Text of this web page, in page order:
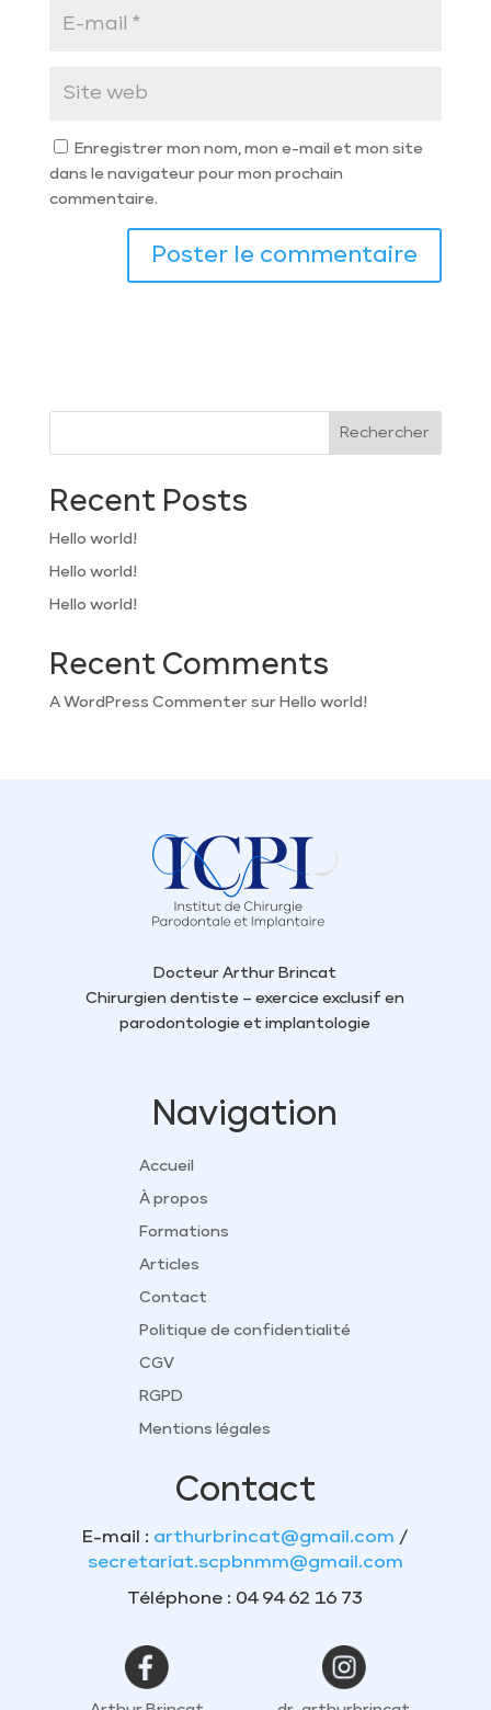
Enregistrer mon nom, mon e-mail et mon site
dans le navigateur pour mon prochain
commentaire.
Rechercher
Recent Posts
Hello world!
Hello world!
Hello world!
Recent Comments
A WordPress Commentersur Hello world!
Docteur Arthur Brincat
Chirurgien dentiste – exercice exclusif en
parodontologie et implantologie
Navigation
Accueil
À propos
Formations
Articles
Contact
Politique de confidentialité
CGV
RGPD
Mentions légales
Contact
E-mail : arthurbrincat@gmail.com /
secretariat.scpbnmm@gmail.com
Téléphone : 04 94 62 16 73